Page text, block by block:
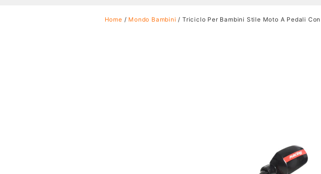
Home / Mondo Bambini / Triciclo Per Bambini Stile Moto A Pedali